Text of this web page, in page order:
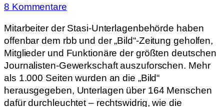
8 Kommentare
Mitarbeiter der Stasi-Unterlagenbehörde haben
offenbar dem rbb und der „Bild“-Zeitung geholfen,
Mitglieder und Funktionäre der größten deutschen
Journalisten-Gewerkschaft auszuforschen. Mehr
als 1.000 Seiten wurden an die „Bild“
herausgegeben, Unterlagen über 164 Menschen
dafür durchleuchtet – rechtswidrig, wie die